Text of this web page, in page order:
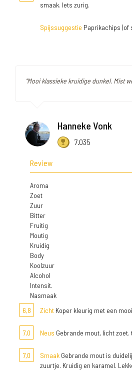
smaak. Iets zurig.
Spijssuggestie Paprikachips (of
"Mooi klassieke kruidige dunkel. Mist
Hanneke Vonk
7.035
Review
Aroma
Zoet
Zuur
Bitter
Fruitig
Moutig
Kruidig
Body
Koolzuur
Alcohol
Intensit.
Nasmaak
6,8
Zicht Koper kleurig met een
7,0 Neus Gebrande mout, licht zoet.
7,0 Smaak Gebrande mout is
zuurtje. Kruidig en karamel.